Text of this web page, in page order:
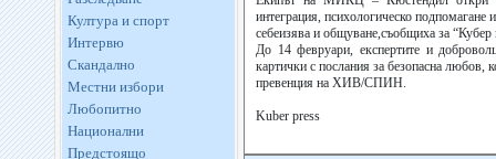
Култура и спорт
Интервю
Скандално
Местни избори
Любопитно
Национални
Предстоящо
интеграция, психологическо подпомагане
себеизява и общуване,съобщиха за
До 14 февруари, експертите и
картички с послания за безопасна любов,
превенция на ХИВ/СПИН.
Kuber press